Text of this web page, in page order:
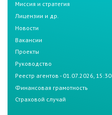
Миссия и стратегия
Лицензии и др.
Новости
Вакансии
Проекты
Руководство
Реестр агентов - 01.07.2026, 15:30
Финансовая грамотность
Страховой случай